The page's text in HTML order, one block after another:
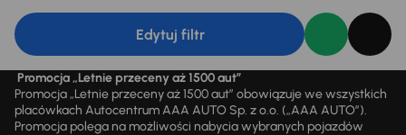
Edytuj filtr
Promocja „Letnie przeceny aż 1500 aut”
Promocja „Letnie przeceny aż 1500 aut” obowiązuje we wszystkich
placówkach Autocentrum AAA AUTO Sp. z o.o. („AAA AUTO”).
Promocja polega na możliwości nabycia wybranych pojazdów